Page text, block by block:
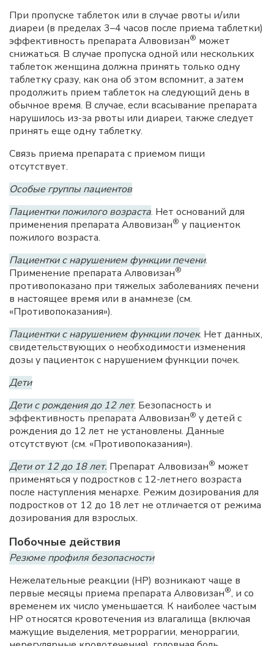
При пропуске таблеток или в случае рвоты и/или
диареи (в пределах 3–4 часов после приема таблетки)
эффективность препарата Алвовизан® может
снижаться. В случае пропуска одной или нескольких
таблеток женщина должна принять только одну
таблетку сразу, как она об этом вспомнит, а затем
продолжить прием таблеток на следующий день в
обычное время. В случае, если всасывание препарата
нарушилось из-за рвоты или диареи, также следует
принять еще одну таблетку.
Связь приема препарата с приемом пищи
отсутствует.
Особые группы пациентов
Пациентки пожилого возраста. Нет оснований для
применения препарата Алвовизан® у пациенток
пожилого возраста.
Пациентки с нарушением функции печени.
Применение препарата Алвовизан®
противопоказано при тяжелых заболеваниях печени
в настоящее время или в анамнезе (см.
«Противопоказания»).
Пациентки с нарушением функции почек. Нет данных,
свидетельствующих о необходимости изменения
дозы у пациенток с нарушением функции почек.
Дети
Дети с рождения до 12 лет. Безопасность и
эффективность препарата Алвовизан® у детей с
рождения до 12 лет не установлены. Данные
отсутствуют (см. «Противопоказания»).
Дети от 12 до 18 лет. Препарат Алвовизан® может
применяться у подростков с 12-летнего возраста
после наступления менархе. Режим дозирования для
подростков от 12 до 18 лет не отличается от режима
дозирования для взрослых.
Побочные действия
Резюме профиля безопасности
Нежелательные реакции (НР) возникают чаще в
первые месяцы приема препарата Алвовизан®, и со
временем их число уменьшается. К наиболее частым
НР относятся кровотечения из влагалища (включая
мажущие выделения, метроррагии, меноррагии,